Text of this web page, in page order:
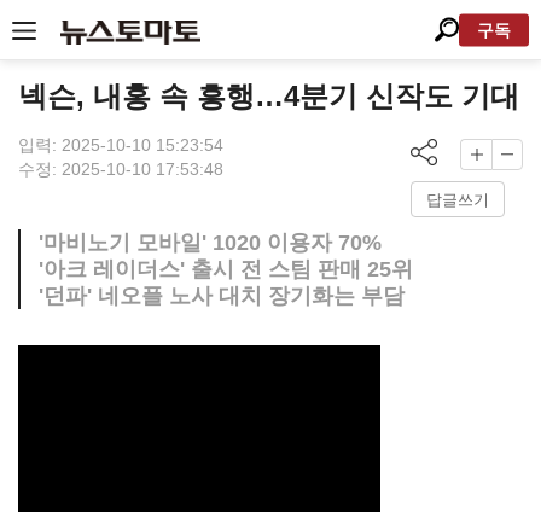
구독
넥슨, 내홍 속 흥행…4분기 신작도 기대
입력: 2025-10-10 15:23:54
수정: 2025-10-10 17:53:48
답글쓰기
'마비노기 모바일' 1020 이용자 70%
'아크 레이더스' 출시 전 스팀 판매 25위
'던파' 네오플 노사 대치 장기화는 부담